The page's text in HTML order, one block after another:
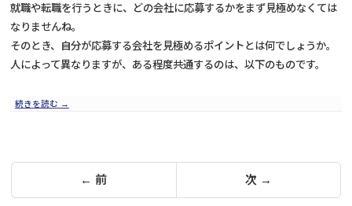
就職や転職を行うときに、どの会社に応募するかをまず見極めなくては
なりませんね。
そのとき、自分が応募する会社を見極めるポイントとは何でしょうか。
人によって異なりますが、ある程度共通するのは、以下のものです。
続きを読む →
稿
← 前 次 →